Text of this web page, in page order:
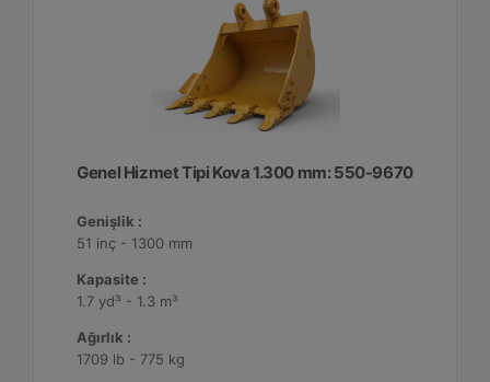
Genel Hizmet Tipi Kova 1.300 mm: 550-9670
Genişlik :
51 inç - 1300 mm
Kapasite :
1.7 yd³ - 1.3 m³
Ağırlık :
1709 lb - 775 kg